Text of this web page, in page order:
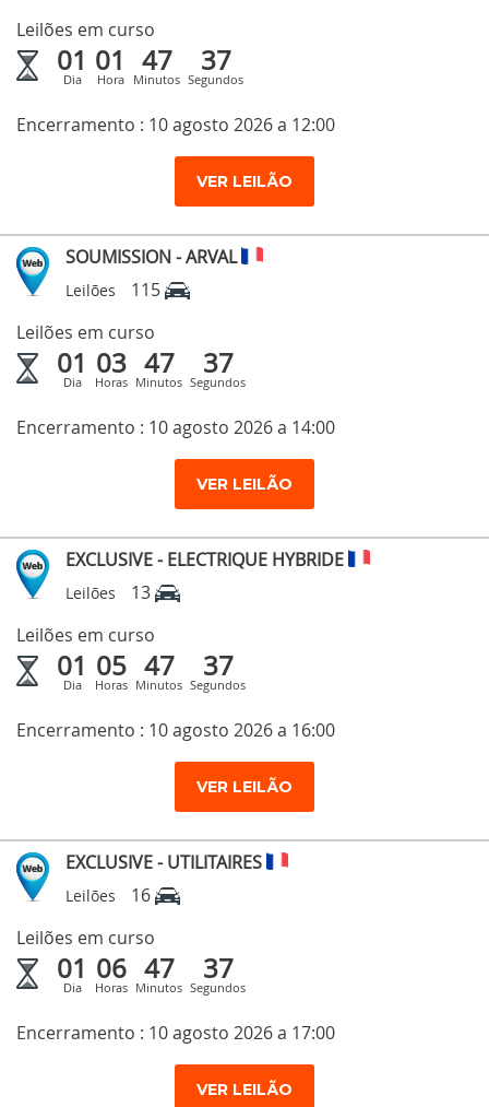
Leilões em curso
01
Dia
01
Hora
47
Minutos
36
Segundos
Encerramento : 10 agosto 2026 a 12:00
VER LEILÃO
SOUMISSION - ARVAL
Leilões
115
Leilões em curso
01
Dia
03
Horas
47
Minutos
36
Segundos
Encerramento : 10 agosto 2026 a 14:00
VER LEILÃO
EXCLUSIVE - ELECTRIQUE HYBRIDE
Leilões
13
Leilões em curso
01
Dia
05
Horas
47
Minutos
36
Segundos
Encerramento : 10 agosto 2026 a 16:00
VER LEILÃO
EXCLUSIVE - UTILITAIRES
Leilões
16
Leilões em curso
01
Dia
06
Horas
47
Minutos
36
Segundos
Encerramento : 10 agosto 2026 a 17:00
VER LEILÃO